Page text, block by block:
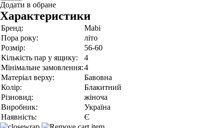
Додати в обране
Характеристики
Бренд:
Mabi
Пора року:
літо
Розмір:
56-60
Кількість пар у ящику:
4
Мінімальне замовлення:4
Матеріал верху:
Бавовна
Колір:
Блакитний
Різновид:
жіноча
Виробник:
Україна
Наявність:
Є